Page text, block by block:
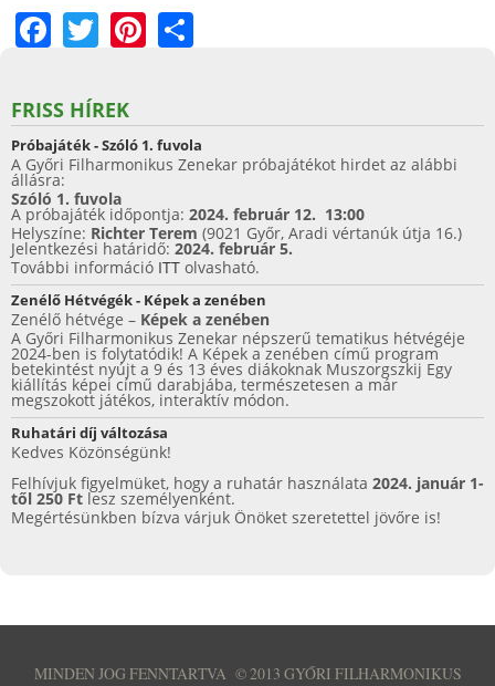
F
a
c
e
b
o
o
k
T
w
itt
er
Pi
nt
e
st
e
FRISS HÍREK
Próbajáték - Szóló 1. fuvola
A Győri Filharmonikus Zenekar próbajátékot hirdet az alábbi
állásra:
Szóló 1. fuvola
A próbajáték időpontja: 2024. február 12. 13:00
Helyszíne: Richter Terem (9021 Győr, Aradi vértanúk útja 16.)
Jelentkezési határidő: 2024. február 5.
További információ ITT olvasható.
Zenélő Hétvégék - Képek a zenében
Zenélő hétvége – Képek a zenében
A Győri Filharmonikus Zenekar népszerű tematikus hétvégéje
2024-ben is folytatódik! A Képek a zenében című program
betekintést nyújt a 9 és 13 éves diákoknak Muszorgszkij Egy
kiállítás képei című darabjába, természetesen a már
megszokott játékos, interaktív módon.
Ruhatári díj változása
Kedves Közönségünk!
Felhívjuk figyelmüket, hogy a ruhatár használata 2024. január 1-
től 250 Ft lesz személyenként.
Megértésünkben bízva várjuk Önöket szeretettel jövőre is!
MINDEN JOG FENNTARTVA ©2013 GYŐRI FILHARMONIKUS